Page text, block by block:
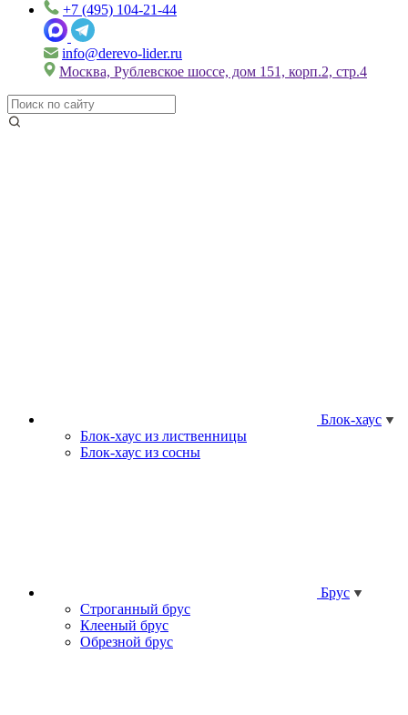
+7 (495) 104-21-44
info@derevo-lider.ru
Москва, Рублевское шоссе, дом 151, корп.2, стр.4
Блок-хаус
Блок-хаус из лиственницы
Блок-хаус из сосны
Брус
Строганный брус
Клееный брус
Обрезной брус